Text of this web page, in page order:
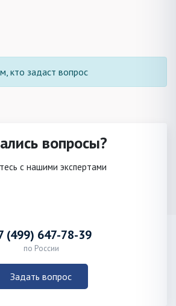
кто задаст вопрос
вопросы?
с нашими экспертами
(499) 647-78-39
по России
Задать вопрос